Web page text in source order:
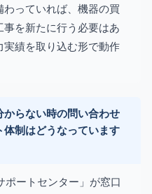
っていれば、機器の買
を新たに行う必要はあ
実績を取り込む形で動作
からない時の問い合わせ
制はどうなっています
ポートセンター」が窓口